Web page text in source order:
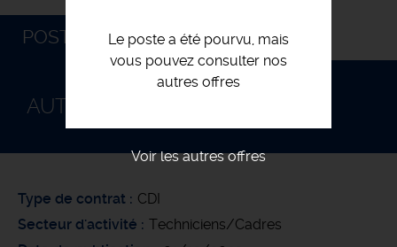
Le poste a été pourvu, mais
vous pouvez consulter nos
autres offres
Voir les autres offres
POSTULEZ
AUTOMATICIEN F/H
Type de contrat
CDI
Secteur d'activité
Techniciens/Cadres